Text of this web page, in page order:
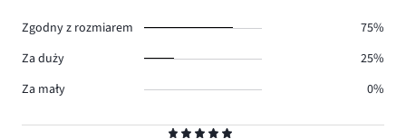
Zgodny z rozmiarem
75%
Za duży
25%
Za mały
0%